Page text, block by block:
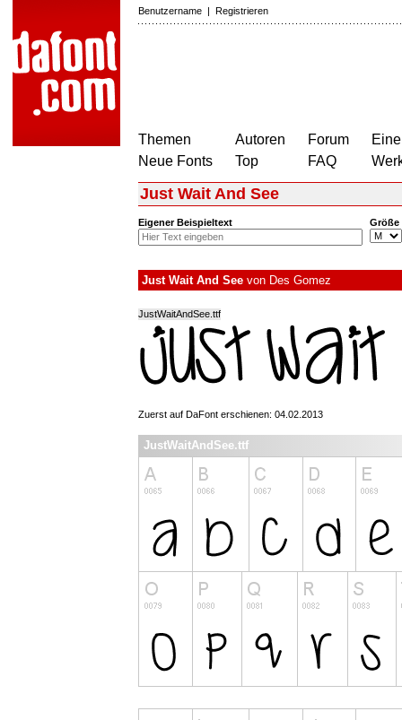
Benutzername | Registrieren
Themen
Neue Fonts
Autoren
Top
Forum
FAQ
Just Wait And See
Eigener Beispieltext Größe
Just Wait And See von Des Gomez
JustWaitAndSee.ttf
Zuerst auf DaFont erschienen: 04.02.2013
JustWaitAndSee.ttf